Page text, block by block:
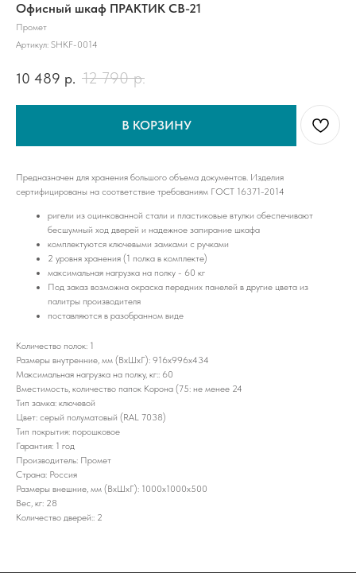
Офисный шкаф ПРАКТИК CB-21
Промет
Артикул: SHKF-0014
10 489 р. 12 790 р.
В КОРЗИНУ
Предназначен для хранения большого объема документов. Изделия
сертифицированы на соответствие требованиям ГОСТ 16371-2014
ригели из оцинкованной стали и пластиковые втулки обеспечивают
бесшумный ход дверей и надежное запирание шкафа
комплектуются ключевыми замками с ручками
2 уровня хранения (1 полка в комплекте)
максимальная нагрузка на полку - 60 кг
Под заказ возможна окраска передних панелей в другие цвета из
палитры производителя
поставляются в разобранном виде
Количество полок: 1
Размеры внутренние, мм (ВхШхГ): 916x996x434
Максимальная нагрузка на полку, кг:: 60
Вместимость, количество папок Корона (75: не менее 24
Тип замка: ключевой
Цвет: серый полуматовый (RAL 7038)
Тип покрытия: порошковое
Гарантия: 1 год
Производитель: Промет
Страна: Россия
Размеры внешние, мм (ВхШхГ): 1000x1000x500
Вес, кг: 28
Количество дверей:: 2